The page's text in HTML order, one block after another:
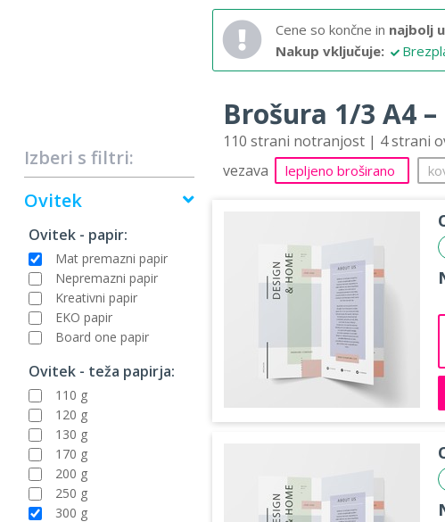
Izberi s filtri:
Ovitek
Ovitek - papir:
Mat premazni papir
Nepremazni papir
Kreativni papir
EKO papir
Board one papir
Ovitek - teža papirja:
110 g
120 g
130 g
170 g
200 g
250 g
300 g
Cene so končne in najbolj
Nakup vključuje:
Brošura 1/3 A4
110 strani notranjost | 4 strani
vezava
lepljeno broširano